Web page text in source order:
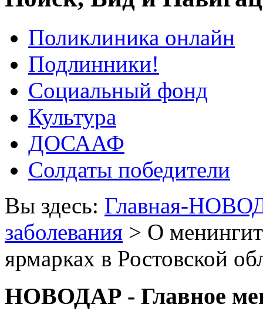
Поликлиника онлайн
Подлинники!
Социальный фонд
Культура
ДОСААФ
Солдаты победители
Вы здесь: Главная-
заболевания > О
ярмарках в Ростовской
НОВОДАР - Главное